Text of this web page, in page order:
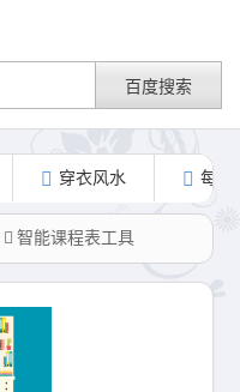
穿衣风水 每日
智能课程表工具